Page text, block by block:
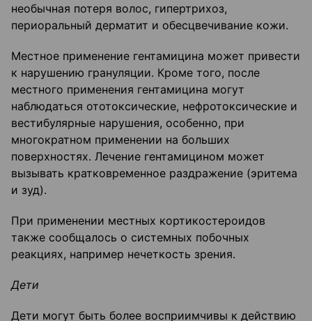
необычная потеря волос, гипертрихоз,
периоральный дерматит и обесцвечивание кожи.
Местное применение гентамицина может привести
к нарушению грануляции. Кроме того, после
местного применения гентамицина могут
наблюдаться ототоксические, нефротоксические и
вестибулярные нарушения, особенно, при
многократном применении на больших
поверхностях. Лечение гентамицином может
вызывать кратковременное раздражение (эритема
и зуд).
При применении местных кортикостероидов
также сообщалось о системных побочных
реакциях, например нечеткость зрения.
Дети
Дети могут быть более восприимчивы к действию